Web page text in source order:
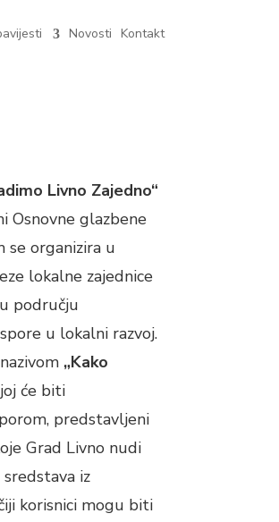
Novosti Kontakt
Livno Zajedno“
Osnovne glazbene
se organizira u
lokalne zajednice
području
u lokalni razvoj.
„Kako
će biti
predstavljeni
Grad Livno nudi
iz
korisnici mogu biti